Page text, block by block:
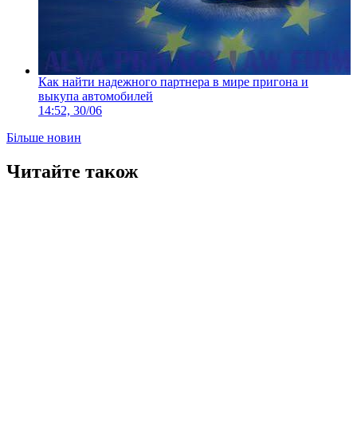
Как найти надежного партнера в мире пригона и
выкупа автомобилей
14:52, 30/06
Більше новин
Читайте також